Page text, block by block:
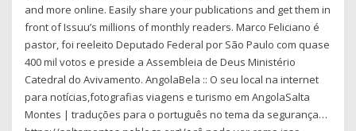
and more online. Easily share your publications and get them in
front of Issuu’s millions of monthly readers. Marco Feliciano é
pastor, foi reeleito Deputado Federal por São Paulo com quase
400 mil votos e preside a Assembleia de Deus Ministério
Catedral do Avivamento. AngolaBela :: O seu local na internet
para notícias,fotografias viagens e turismo em AngolaSalta
Montes | traduções para o português no tema da segurança…